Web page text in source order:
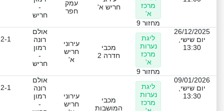
מרכז
א'
מחזור 9
חריש א'
עמק
חפר
-
חריש
26/12/2025
יום שישי,
13:30
ליגת
נערות
מרכז
א'
מחזור 9
מכבי
חדרה 2
עירוני
חריש
א'
אולם
רונה
רמון
-
חריש
2-1
09/01/2026
יום שישי,
13:30
ליגת
נערות
מרכז
מכבי
המושבות
עירוני
חריש
אולם
רונה
רמון
-
2-1